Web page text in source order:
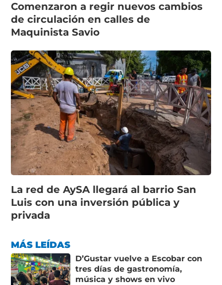
Comenzaron a regir nuevos cambios
de circulación en calles de
Maquinista Savio
La red de AySA llegará al barrio San
Luis con una inversión pública y
privada
MÁS LEÍDAS
D’Gustar vuelve a Escobar con
tres días de gastronomía,
música y shows en vivo